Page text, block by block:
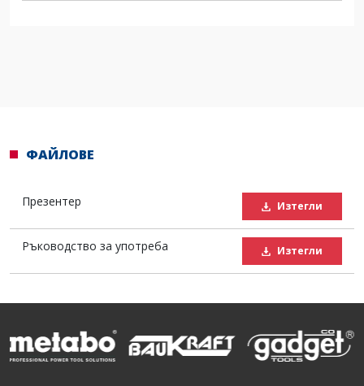
ФАЙЛОВЕ
Презентер Изтегли
Ръководство за употреба Изтегли